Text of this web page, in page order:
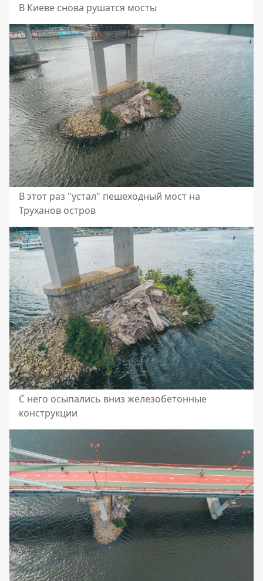
В Киеве снова рушатся мосты
В этот раз "устал" пешеходный мост на
Труханов остров
С него осыпались вниз железобетонные
конструкции